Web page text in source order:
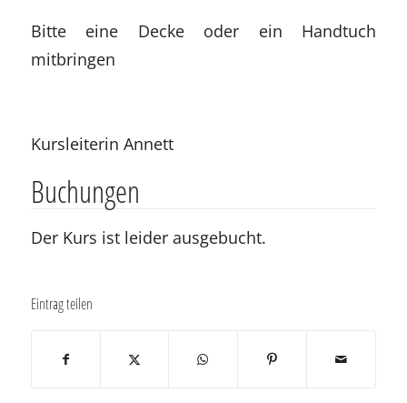
Bitte eine Decke oder ein Handtuch
mitbringen
Kursleiterin Annett
Buchungen
Der Kurs ist leider ausgebucht.
Eintrag teilen